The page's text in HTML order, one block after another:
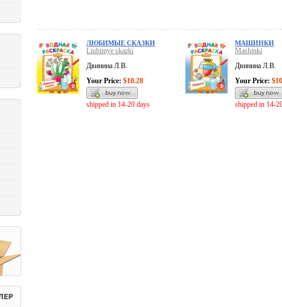
ЛЮБИМЫЕ СКАЗКИ
Liubimye skazki
Двинина Л.В.
Your Price: $10.28
shipped in 14-20 days
МАШИНКИ
Mashinki
Двинина Л.В.
Your Price:
shipped in 14-